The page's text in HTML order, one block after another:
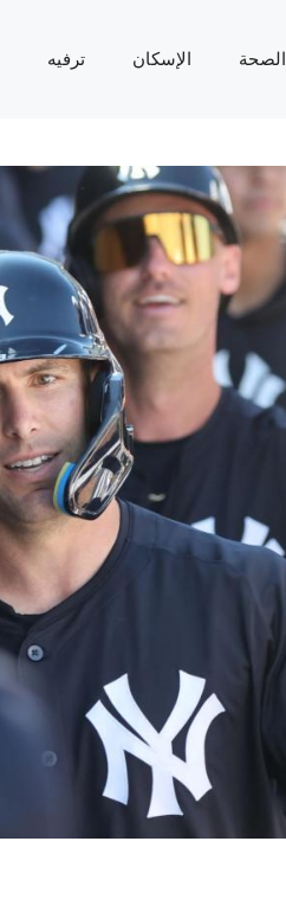
الصحة الإسكان ترفيه